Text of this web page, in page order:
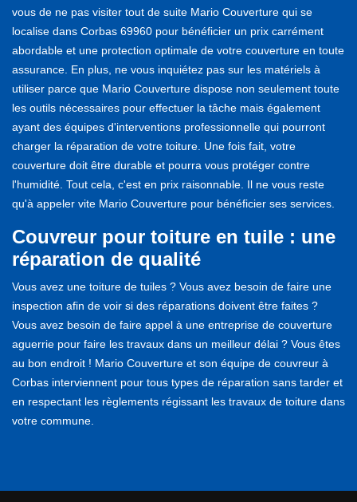
vous de ne pas visiter tout de suite Mario Couverture qui se
localise dans Corbas 69960 pour bénéficier un prix carrément
abordable et une protection optimale de votre couverture en toute
assurance. En plus, ne vous inquiétez pas sur les matériels à
utiliser parce que Mario Couverture dispose non seulement toute
les outils nécessaires pour effectuer la tâche mais également
ayant des équipes d'interventions professionnelle qui pourront
charger la réparation de votre toiture. Une fois fait, votre
couverture doit être durable et pourra vous protéger contre
l'humidité. Tout cela, c'est en prix raisonnable. Il ne vous reste
qu'à appeler vite Mario Couverture pour bénéficier ses services.
Couvreur pour toiture en tuile : une
réparation de qualité
Vous avez une toiture de tuiles ? Vous avez besoin de faire une
inspection afin de voir si des réparations doivent être faites ?
Vous avez besoin de faire appel à une entreprise de couverture
aguerrie pour faire les travaux dans un meilleur délai ? Vous êtes
au bon endroit ! Mario Couverture et son équipe de couvreur à
Corbas interviennent pour tous types de réparation sans tarder et
en respectant les règlements régissant les travaux de toiture dans
votre commune.